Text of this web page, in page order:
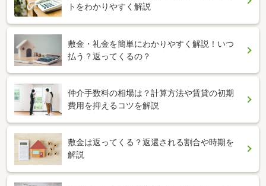
トをわかりやすく解説
敷金・礼金を簡単にわかりやすく解説！いつ
払う？返ってくるの？
仲介手数料の相場は？計算方法や賃貸の初期
費用を抑えるコツを解説
敷金は返ってくる？返還される割合や時期を
解説